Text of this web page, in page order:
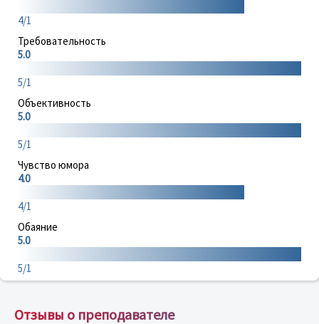
4/1
Требовательность
5.0
5/1
Объективность
5.0
5/1
Чувство юмора
4.0
4/1
Обаяние
5.0
5/1
Отзывы о преподавателе